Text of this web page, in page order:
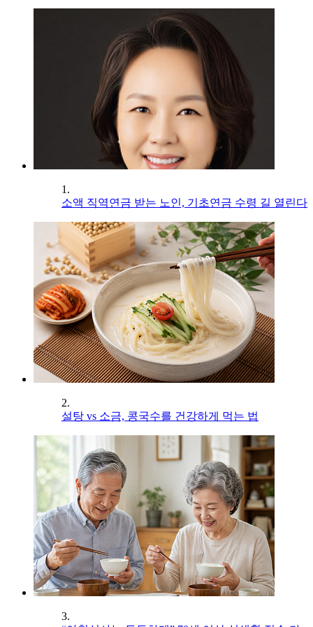
1.
소액 직역연금 받는 노인, 기초연금 수령 길 열린다
2.
설탕 vs 소금, 콩국수를 건강하게 먹는 법
3.